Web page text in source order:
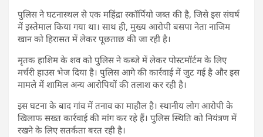
पुलिस ने घटनास्थल से एक महिंद्रा स्कॉर्पियो जब्त की है, जिसे इस संघर्ष
में इस्तेमाल किया गया था। साथ ही, मुख्य आरोपी बसपा नेता नाजिम
खान को हिरासत में लेकर पूछताछ की जा रही है।
मृतक हाशिम के शव को पुलिस ने कब्जे में लेकर पोस्टमॉर्टम के लिए
मर्चरी हाउस भेज दिया है। पुलिस आगे की कार्रवाई में जुट गई है और इस
मामले में शामिल अन्य आरोपियों की तलाश कर रही है।
इस घटना के बाद गांव में तनाव का माहौल है। स्थानीय लोग आरोपी के
खिलाफ सख्त कार्रवाई की मांग कर रहे हैं। पुलिस स्थिति को नियंत्रण में
रखने के लिए सतर्कता बरत रही है।